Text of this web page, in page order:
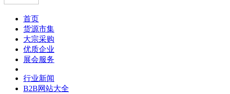
首页
货源市集
大宗采购
优质企业
展会服务
行业新闻
B2B网站大全